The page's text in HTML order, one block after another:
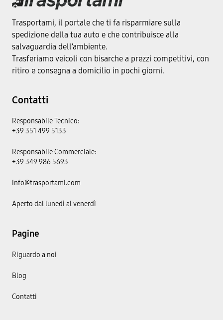
Trasportami, il portale che ti fa risparmiare sulla
spedizione della tua auto e che contribuisce alla
salvaguardia dell’ambiente.
Trasferiamo veicoli con bisarche a prezzi competitivi, con
ritiro e consegna a domicilio in pochi giorni.
Contatti
Responsabile Tecnico:
+39 351 499 5133
Responsabile Commerciale:
+39 349 986 5693
info@trasportami.com
Aperto dal lunedì al venerdì
Pagine
Riguardo a noi
Blog
Contatti